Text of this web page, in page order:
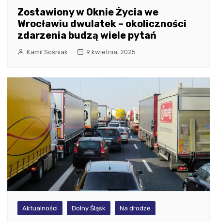
Zostawiony w Oknie Życia we
Wrocławiu dwulatek – okoliczności
zdarzenia budzą wiele pytań
Kamil Sośniak 9 kwietnia, 2025
Aktualności Dolny Śląsk Na drodze